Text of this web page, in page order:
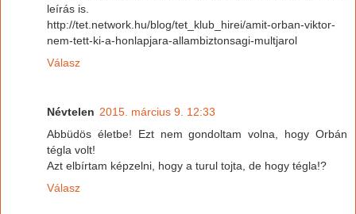
leírás is.
http://tet.network.hu/blog/tet_klub_hirei/amit-orban-viktor-
nem-tett-ki-a-honlapjara-allambiztonsagi-multjarol
Válasz
Névtelen 2015. március 9. 12:33
Abbüdös életbe! Ezt nem gondoltam volna, hogy Orbán
tégla volt!
Azt elbírtam képzelni, hogy a turul tojta, de hogy tégla!?
Válasz